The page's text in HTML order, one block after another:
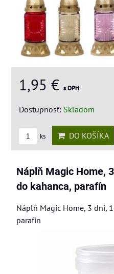
1,95 € s DPH
Dostupnosť: Skladom
ks DO KOŠÍKA
Náplň Magic Home,
do kahanca, parafín
Náplň Magic Home, 3 dni,
parafín